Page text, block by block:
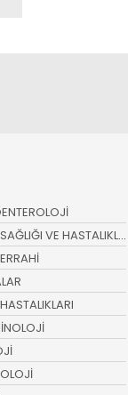
VE HASTALIKLARI